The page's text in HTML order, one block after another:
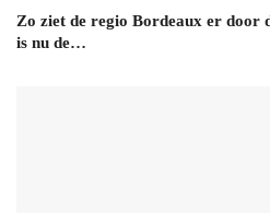
Zo ziet de regio Bordeaux er door
is nu de…